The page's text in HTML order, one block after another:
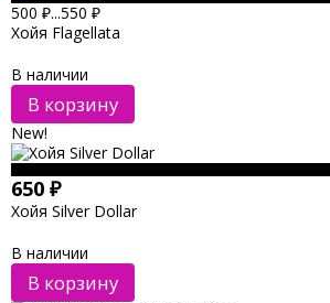
500 ₽...550 ₽
Хойя Flagellata
В наличии
В корзину
New!
650 ₽
Хойя Silver Dollar
В наличии
В корзину